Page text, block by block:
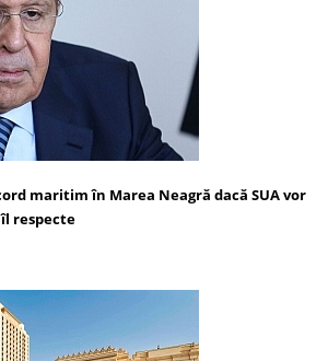
maritim în Marea Neagră dacă SUA vor
respecte